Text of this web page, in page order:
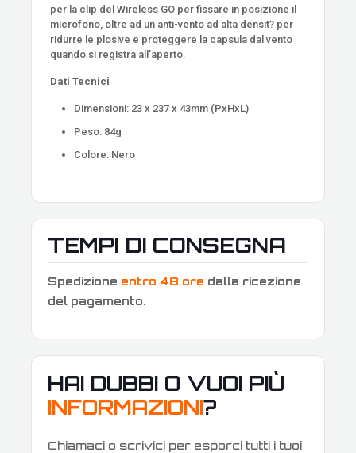
per la clip del Wireless GO per fissare in posizione il
microfono, oltre ad un anti-vento ad alta densit? per
ridurre le plosive e proteggere la capsula dal vento
quando si registra all’aperto.
Dati Tecnici
Dimensioni: 23 x 237 x 43mm (PxHxL)
Peso: 84g
Colore: Nero
TEMPI DI CONSEGNA
Spedizione entro 48 ore dalla ricezione
del pagamento.
HAI DUBBI O VUOI PIÙ
INFORMAZIONI?
Chiamaci o scrivici per esporci tutti i tuoi